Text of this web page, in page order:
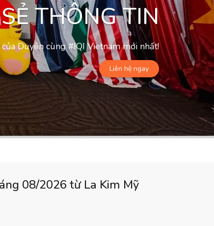
THÔNG TIN
Duyên cùng #IQI Vietnam mới nhất!
Liên hệ ngay
08/2026 từ La Kim Mỹ